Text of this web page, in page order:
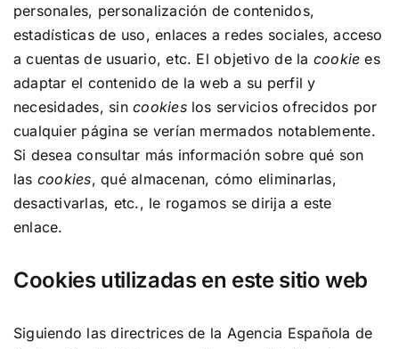
personales, personalización de contenidos,
estadísticas de uso, enlaces a redes sociales, acceso
a cuentas de usuario, etc. El objetivo de la cookie es
adaptar el contenido de la web a su perfil y
necesidades, sincookieslos servicios ofrecidos por
cualquier página se verían mermados notablemente.
Si desea consultar más información sobre qué son
las cookies, qué almacenan, cómo eliminarlas,
desactivarlas, etc., le rogamos se dirija a este
enlace.
Cookies utilizadas en este sitio web
Siguiendo las directrices de la Agencia Española de